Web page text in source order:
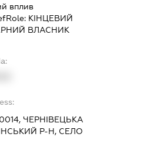
вплив
КІНЦЕВИЙ
ВЛАСНИК
ЧЕРНІВЕЦЬКА
Р-Н, СЕЛО